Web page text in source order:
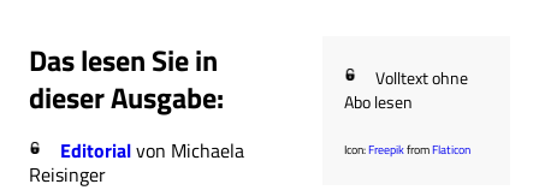
Das lesen Sie in
dieser Ausgabe:
Editorialvon Michaela
Reisinger
Volltext ohne
Abo lesen
Icon:FreepikfromFlaticon